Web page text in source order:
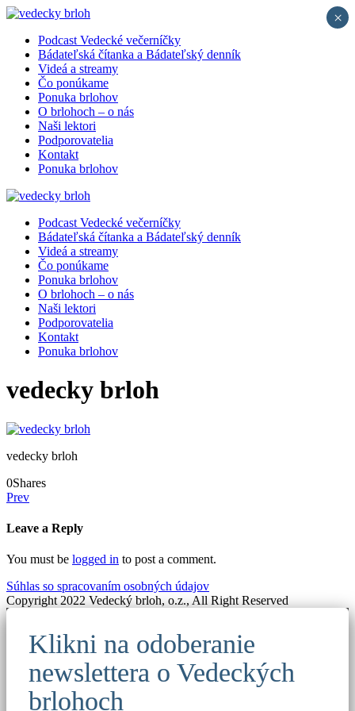
Podcast Vedecké večerníčky
Bádateľská čítanka a Bádateľský denník
Videá a streamy
Čo ponúkame
Ponuka brlohov
O brlohoch – o nás
Naši lektori
Podporovatelia
Kontakt
Ponuka brlohov
Podcast Vedecké večerníčky
Bádateľská čítanka a Bádateľský denník
Videá a streamy
Čo ponúkame
Ponuka brlohov
O brlohoch – o nás
Naši lektori
Podporovatelia
Kontakt
Ponuka brlohov
vedecky brloh
vedecky brloh
0Shares
Prev
Leave a Reply
You must be logged in to post a comment.
Súhlas so spracovaním osobných údajov
Copyright 2022 Vedecký brloh, o.z., All Right Reserved
Klikni na odoberanie
newslettera o Vedeckých
brlohoch
×